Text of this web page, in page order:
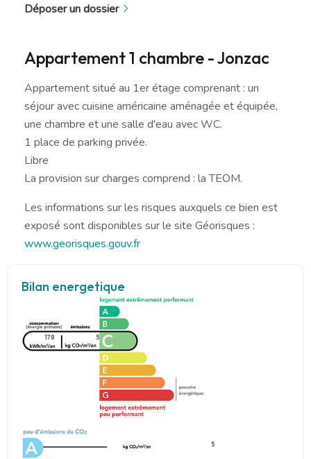
Déposer un dossier
Appartement 1 chambre - Jonzac
Appartement situé au 1er étage comprenant : un
séjour avec cuisine américaine aménagée et équipée,
une chambre et une salle d'eau avec WC.
1 place de parking privée.
Libre
La provision sur charges comprend : la TEOM.
Les informations sur les risques auxquels ce bien est
exposé sont disponibles sur le site Géorisques :
www.georisques.gouv.fr
Bilan energetique
178 5
5